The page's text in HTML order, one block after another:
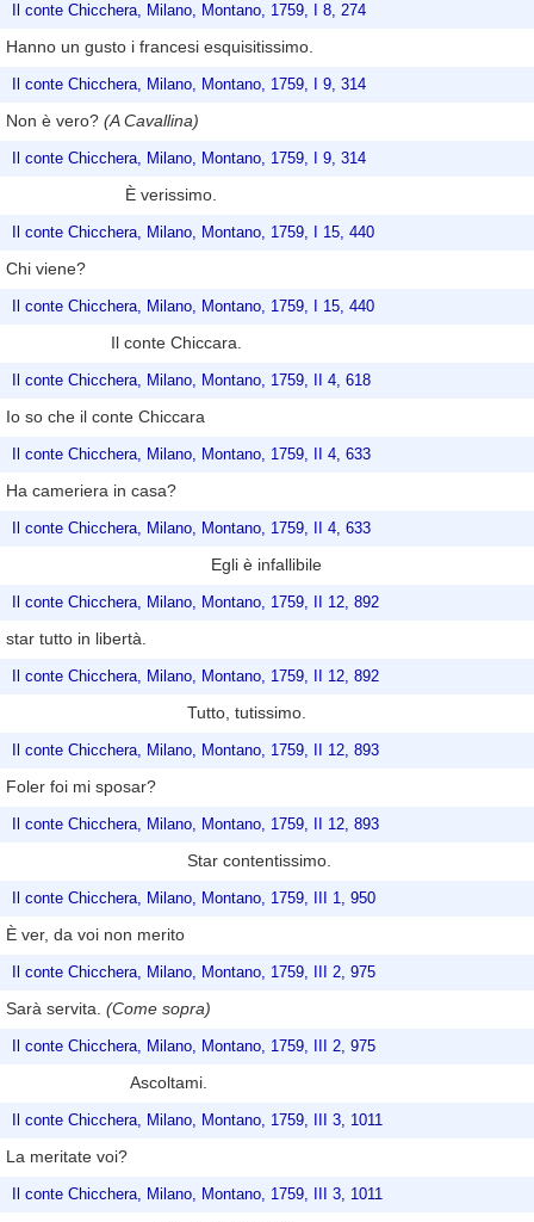
Il conte Chicchera, Milano, Montano, 1759, I 8, 274
Hanno un gusto i francesi esquisitissimo.
Il conte Chicchera, Milano, Montano, 1759, I 9, 314
Non è vero? (A Cavallina)
Il conte Chicchera, Milano, Montano, 1759, I 9, 314
È verissimo.
Il conte Chicchera, Milano, Montano, 1759, I 15, 440
Chi viene?
Il conte Chicchera, Milano, Montano, 1759, I 15, 440
Il conte Chiccara.
Il conte Chicchera, Milano, Montano, 1759, II 4, 618
Io so che il conte Chiccara
Il conte Chicchera, Milano, Montano, 1759, II 4, 633
Ha cameriera in casa?
Il conte Chicchera, Milano, Montano, 1759, II 4, 633
Egli è infallibile
Il conte Chicchera, Milano, Montano, 1759, II 12, 892
star tutto in libertà.
Il conte Chicchera, Milano, Montano, 1759, II 12, 892
Tutto, tutissimo.
Il conte Chicchera, Milano, Montano, 1759, II 12, 893
Foler foi mi sposar?
Il conte Chicchera, Milano, Montano, 1759, II 12, 893
Star contentissimo.
Il conte Chicchera, Milano, Montano, 1759, III 1, 950
È ver, da voi non merito
Il conte Chicchera, Milano, Montano, 1759, III 2, 975
Sarà servita. (Come sopra)
Il conte Chicchera, Milano, Montano, 1759, III 2, 975
Ascoltami.
Il conte Chicchera, Milano, Montano, 1759, III 3, 1011
La meritate voi?
Il conte Chicchera, Milano, Montano, 1759, III 3, 1011